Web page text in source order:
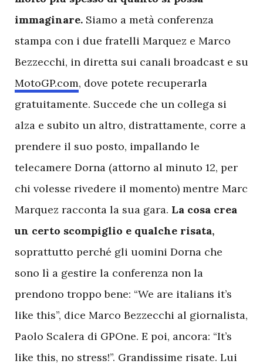
immaginare. Siamo a metà conferenza
stampa con i due fratelli Marquez e Marco
Bezzecchi, in diretta sui canali broadcast e su
MotoGP.com, dove potete recuperarla
gratuitamente. Succede che un collega si
alza e subito un altro, distrattamente, corre a
prendere il suo posto, impallando le
telecamere Dorna (attorno al minuto 12, per
chi volesse rivedere il momento) mentre Marc
Marquez racconta la sua gara. La cosa crea
un certo scompiglio e qualche risata,
soprattutto perché gli uomini Dorna che
sono lì a gestire la conferenza non la
prendono troppo bene: “We are italians it’s
like this”, dice Marco Bezzecchi al giornalista,
Paolo Scalera di GPOne. E poi, ancora: “It’s
like this, no stress!”. Grandissime risate. Lui